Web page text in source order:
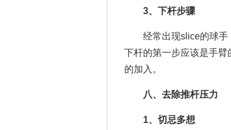
3、下杆步骤
经常出现slice的球手，
下杆的第一步应该是手
的加入。
八、去除推杆压力
1、切忌多想